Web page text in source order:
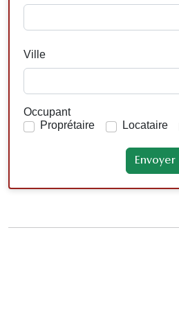
Ville
Occupant
Proprétaire
Locataire